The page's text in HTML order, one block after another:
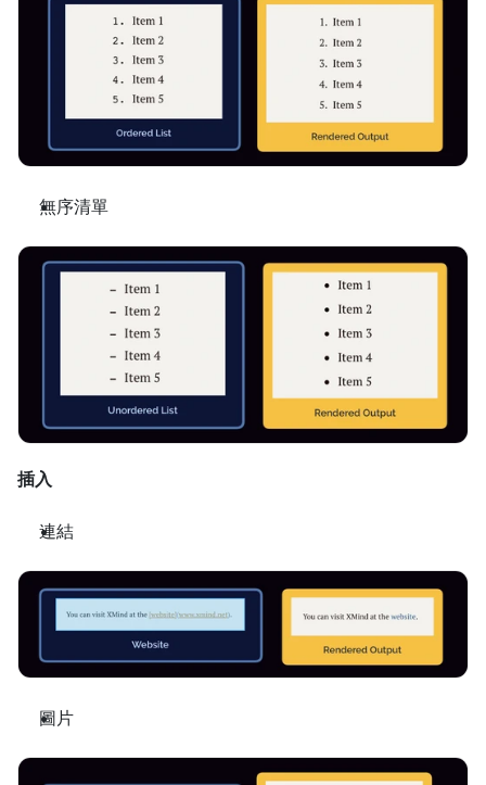
無序清單
插入
連結
圖片